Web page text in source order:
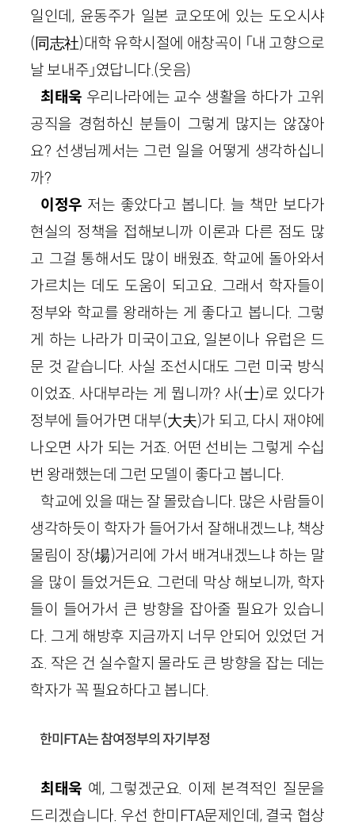
일인데, 윤동주가 일본 쿄오또에 있는 도오시샤
(同志社)대학 유학시절에 애창곡이 「내 고향으로
날 보내주」였답니다.(웃음)
최태욱 우리나라에는 교수 생활을 하다가 고위
공직을 경험하신 분들이 그렇게 많지는 않잖아
요? 선생님께서는 그런 일을 어떻게 생각하십니
까?
이정우 저는 좋았다고 봅니다. 늘 책만 보다가
현실의 정책을 접해보니까 이론과 다른 점도 많
고 그걸 통해서도 많이 배웠죠. 학교에 돌아와서
가르치는 데도 도움이 되고요. 그래서 학자들이
정부와 학교를 왕래하는 게 좋다고 봅니다. 그렇
게 하는 나라가 미국이고요, 일본이나 유럽은 드
문 것 같습니다. 사실 조선시대도 그런 미국 방식
이었죠. 사대부라는 게 뭡니까? 사(士)로 있다가
정부에 들어가면 대부(大夫)가 되고, 다시 재야에
나오면 사가 되는 거죠. 어떤 선비는 그렇게 수십
번 왕래했는데 그런 모델이 좋다고 봅니다.
학교에 있을 때는 잘 몰랐습니다. 많은 사람들이
생각하듯이 학자가 들어가서 잘해내겠느냐, 책상
물림이 장(場)거리에 가서 배겨내겠느냐 하는 말
을 많이 들었거든요. 그런데 막상 해보니까, 학자
들이 들어가서 큰 방향을 잡아줄 필요가 있습니
다. 그게 해방후 지금까지 너무 안되어 있었던 거
죠. 작은 건 실수할지 몰라도 큰 방향을 잡는 데는
학자가 꼭 필요하다고 봅니다.
한미FTA는 참여정부의 자기부정
최태욱 예, 그렇겠군요. 이제 본격적인 질문을
드리겠습니다. 우선 한미FTA문제인데, 결국 협상